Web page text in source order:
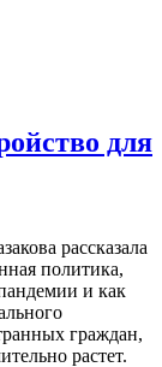
для
рассказала
политика,
и как
граждан,
растет.